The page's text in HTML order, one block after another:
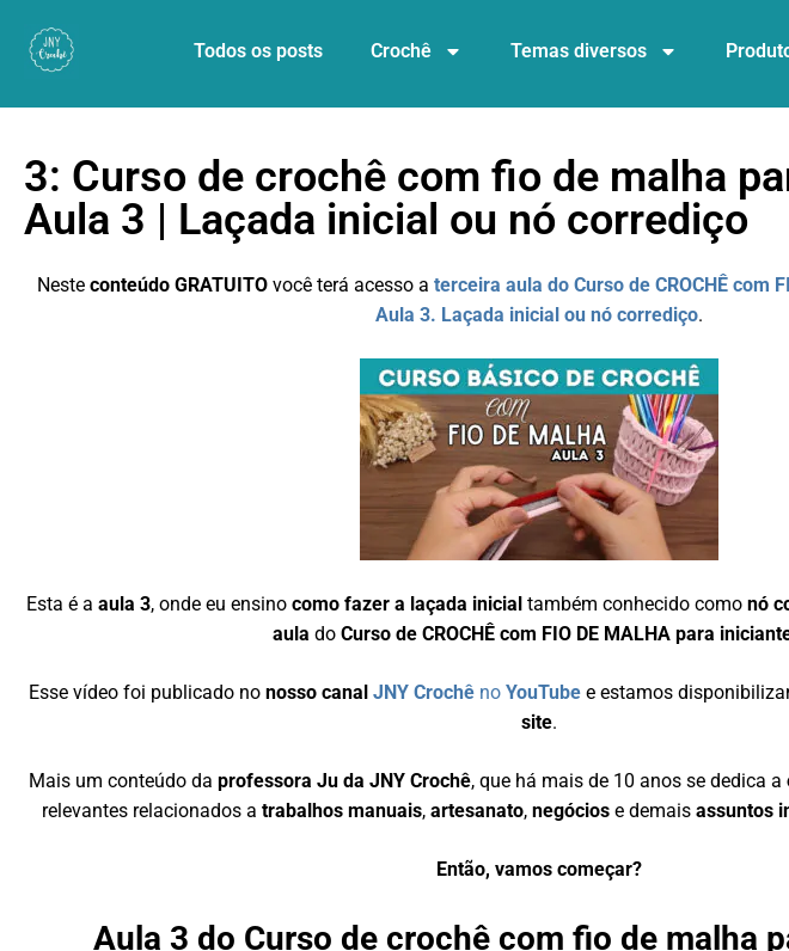
Todos os posts Crochê Temas diversos
3: Curso de crochê com fio de malha
Aula 3 | Laçada inicial ou nó corrediço
Nesteconteúdo GRATUITO você terá acesso aterceira aula do Curso de CROCHÊ com
Aula 3. Laçada inicial ou nó corrediço.
Esta é a aula 3, onde eu ensino como fazer a laçada inicialtambém conhecido como nó
aula do Curso de CROCHÊ com FIO DE MALHA para
Esse vídeo foi publicado nonosso canal JNY Crochê noYouTube e estamos
site.
Mais um conteúdo da professora Ju da JNY Crochê, que há mais de 10 anos se dedica a
relevantes relacionados a trabalhos manuais,artesanato, negóciose demais assuntos
Então, vamos começar?
Aula 3 do Curso de crochê com fio de malha